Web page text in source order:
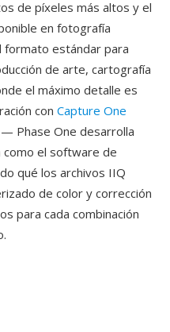
de píxeles más altos y el
en fotografía
formato estándar para
de arte, cartografía
el máximo detalle es
con Capture One
Phase One desarrolla
como el software de
qué los archivos IIQ
de color y corrección
para cada combinación